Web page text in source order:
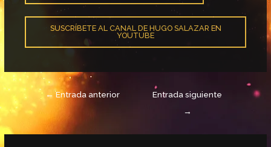
SUSCRÍBETE AL CANAL DE HUGO SALAZAR EN
YOUTUBE
←Entrada anterior
Entrada siguiente
→